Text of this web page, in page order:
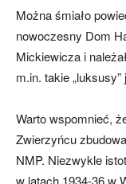
Można śmiało
nowoczesny Dom
Mickiewicza i
m.in. takie
Warto wspomnieć,
Zwierzyńcu
NMP. Niezwykle
w latach 1934-36 w